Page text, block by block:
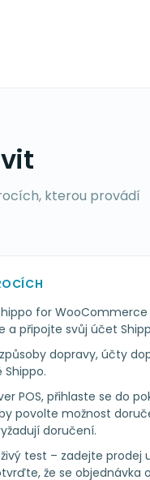
kterou provádí
for WooCommerce
a připojte svůj účet
dopravy, účty
POS, přihlaste se do
povolte možnost
doručení.
test – zadejte prodej
že se objednávka